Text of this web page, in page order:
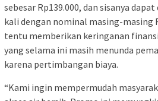
sebesar Rp139.000, dan sisanya
kali dengan nominal masing-masing
tentu memberikan keringanan
yang selama ini masih menunda
karena pertimbangan biaya.
“Kami ingin mempermudah